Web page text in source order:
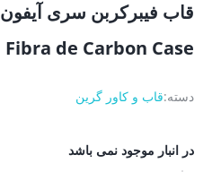
Fibra de Carbon Case
دسته:قاب و کاور گرین
در انبار موجود نمی باشد